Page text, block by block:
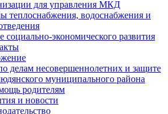
для управления МКД
теплоснабжения, водоснабжения и
социально-экономического развития
делам несовершеннолетних и защите
муниципального района
родителям
и новости